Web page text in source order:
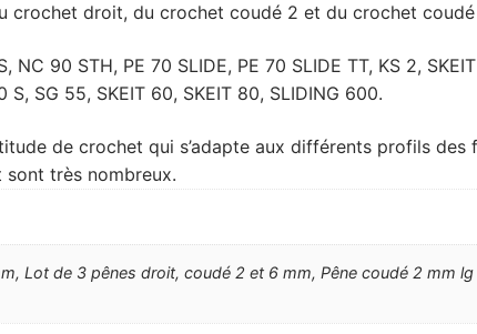
crochet droit, du crochet coudé 2 et du crochet
90 STH, PE 70 SLIDE, PE 70 SLIDE TT, KS 2,
SG 55, SKEIT 60, SKEIT 80, SLIDING 600.
de crochet qui s’adapte aux différents profils des
sont très nombreux.
Lot de 3 pênes droit, coudé 2 et 6 mm, Pêne coudé 2 mm